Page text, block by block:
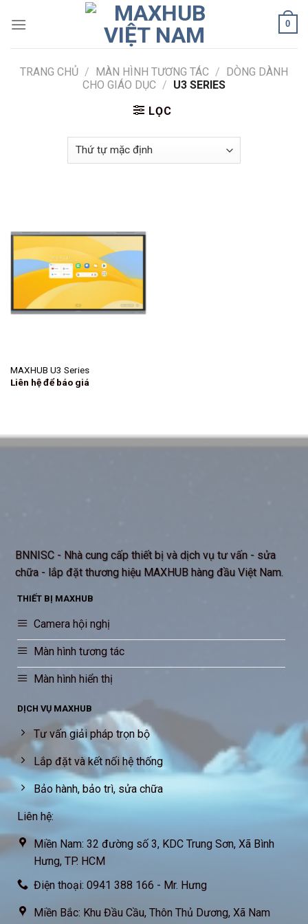
0
TRANG CHỦ / MÀN HÌNH TƯƠNG TÁC / DÒNG DÀNH
CHO GIÁO DỤC / U3 SERIES
LỌC
MAXHUB U3 Series
Liên hệ để báo giá
BNNISC - Nhà cung cấp thiết bị và dịch vụ tư vấn - sửa
chữa - lắp đặt thương hiệu MAXHUB hàng đầu Việt Nam.
THIẾT BỊ MAXHUB
Camera hội nghị
Màn hình tương tác
Màn hình hiển thị
DỊCH VỤ MAXHUB
Tư vấn giải pháp trọn bộ
Lắp đặt và kết nối hệ thống
Bảo hành, bảo trì, sửa chữa
Liên hệ:
Miền Nam: 32 đường số 3, KDC Trung Sơn, Xã Bình
Hưng, TP. HCM
Điện thoại: 0941 388 166 - Mr. Hưng
Miền Bắc: Khu Đầu Cầu, Thôn Thủ Dương, Xã Nam